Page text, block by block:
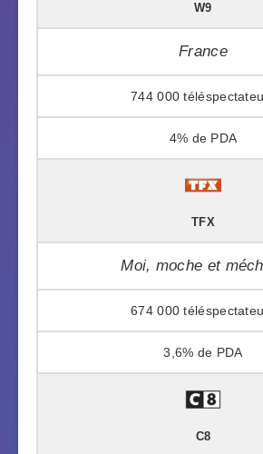
W9
France
744 000
4%
TFX
Moi, moche et
674 000
3,6%
C8